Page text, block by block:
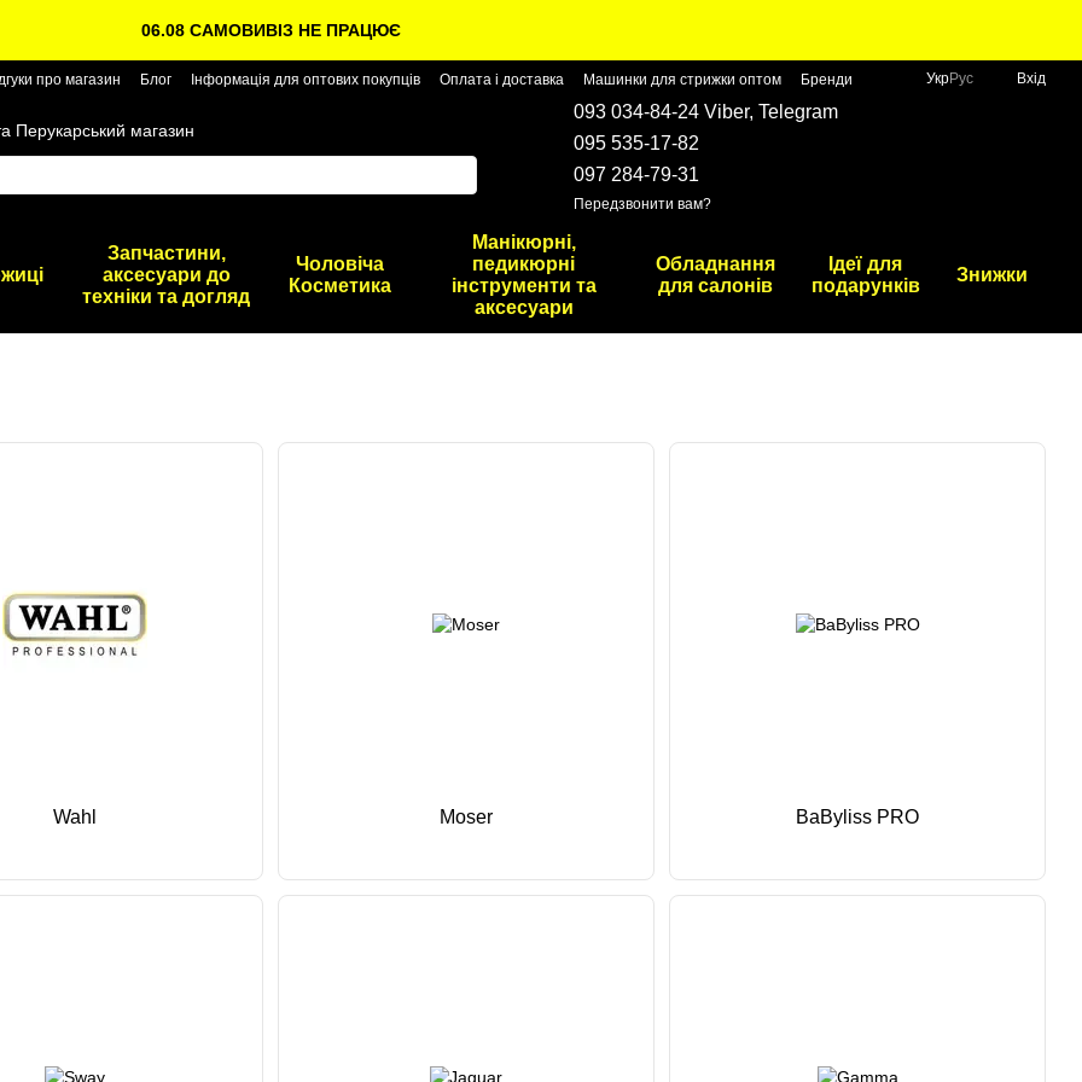
06.08 САМОВИВІЗ НЕ ПРАЦЮЄ
про магазин Блог Інформація для оптових покупців Оплата і доставка Машинки для стрижки оптом Бренди УкрРус Вхід
Перукарський магазин
093 034-84-24 Viber, Telegram
095 535-17-82
097 284-79-31
Передзвонити вам?
Запчастини,
аксесуари до
техніки та догляд
Чоловіча
Косметика
Манікюрні,
педикюрні
інструменти та
аксесуари
Обладнання
для салонів
Ідеї для
подарунків
Знижки
Wahl Moser BaByliss PRO